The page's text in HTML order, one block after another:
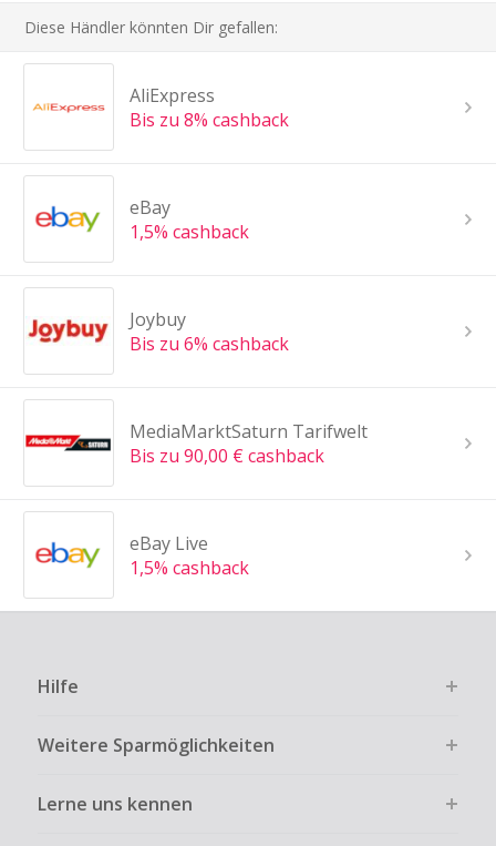
Diese Händler könnten Dir gefallen:
AliExpress
Bis zu 8% cashback
eBay
1,5% cashback
Joybuy
Bis zu 6% cashback
MediaMarktSaturn Tarifwelt
Bis zu 90,00 € cashback
eBay Live
1,5% cashback
Hilfe
Weitere Sparmöglichkeiten
Lerne uns kennen